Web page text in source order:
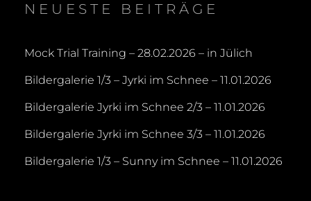
NEUESTE BEITRÄGE
Mock Trial Training – 28.02.2026 – in Jülich
Bildergalerie 1/3 – Jyrki im Schnee – 11.01.2026
Bildergalerie Jyrki im Schnee 2/3 – 11.01.2026
Bildergalerie Jyrki im Schnee 3/3 – 11.01.2026
Bildergalerie 1/3 – Sunny im Schnee – 11.01.2026